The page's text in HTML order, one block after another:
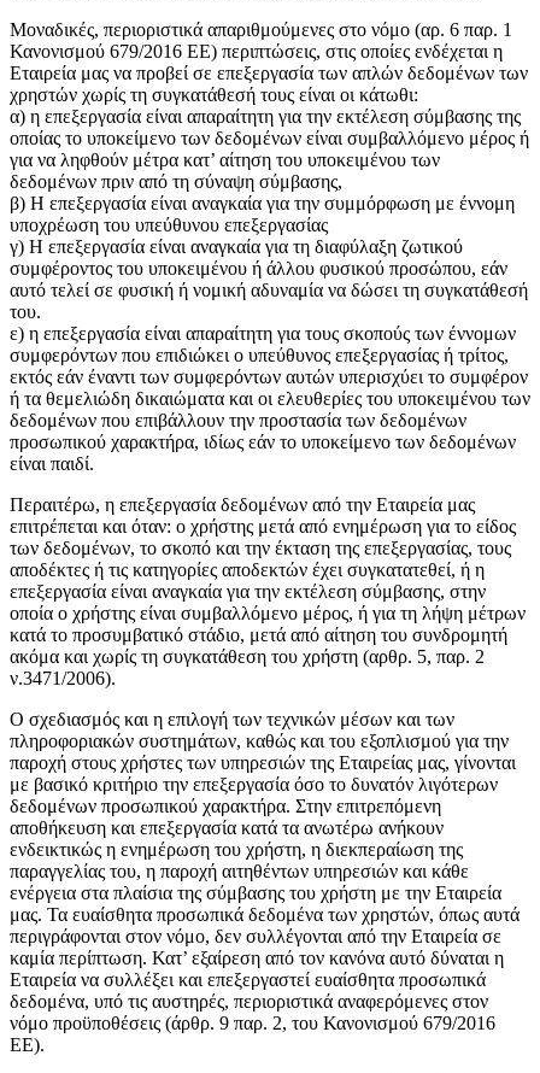
Μοναδικές, περιοριστικά απαριθμούμενες στο νόμο (αρ. 6 παρ. 1
Κανονισμού 679/2016 ΕΕ) περιπτώσεις, στις οποίες ενδέχεται η
Εταιρεία μας να προβεί σε επεξεργασία των απλών δεδομένων των
χρηστών χωρίς τη συγκατάθεσή τους είναι οι κάτωθι:
α) η επεξεργασία είναι απαραίτητη για την εκτέλεση σύμβασης της
οποίας το υποκείμενο των δεδομένων είναι συμβαλλόμενο μέρος ή
για να ληφθούν μέτρα κατ’ αίτηση του υποκειμένου των
δεδομένων πριν από τη σύναψη σύμβασης,
β) Η επεξεργασία είναι αναγκαία για την συμμόρφωση με έννομη
υποχρέωση του υπεύθυνου επεξεργασίας
γ) Η επεξεργασία είναι αναγκαία για τη διαφύλαξη ζωτικού
συμφέροντος του υποκειμένου ή άλλου φυσικού προσώπου, εάν
αυτό τελεί σε φυσική ή νομική αδυναμία να δώσει τη συγκατάθεσή
του.
ε) η επεξεργασία είναι απαραίτητη για τους σκοπούς των έννομων
συμφερόντων που επιδιώκει ο υπεύθυνος επεξεργασίας ή τρίτος,
εκτός εάν έναντι των συμφερόντων αυτών υπερισχύει το συμφέρον
ή τα θεμελιώδη δικαιώματα και οι ελευθερίες του υποκειμένου των
δεδομένων που επιβάλλουν την προστασία των δεδομένων
προσωπικού χαρακτήρα, ιδίως εάν το υποκείμενο των δεδομένων
είναι παιδί.
Περαιτέρω, η επεξεργασία δεδομένων από την Εταιρεία μας
επιτρέπεται και όταν: ο χρήστης μετά από ενημέρωση για το είδος
των δεδομένων, το σκοπό και την έκταση της επεξεργασίας, τους
αποδέκτες ή τις κατηγορίες αποδεκτών έχει συγκατατεθεί, ή η
επεξεργασία είναι αναγκαία για την εκτέλεση σύμβασης, στην
οποία ο χρήστης είναι συμβαλλόμενο μέρος, ή για τη λήψη μέτρων
κατά το προσυμβατικό στάδιο, μετά από αίτηση του συνδρομητή
ακόμα και χωρίς τη συγκατάθεση του χρήστη (αρθρ. 5, παρ. 2
ν.3471/2006).
Ο σχεδιασμός και η επιλογή των τεχνικών μέσων και των
πληροφοριακών συστημάτων, καθώς και του εξοπλισμού για την
παροχή στους χρήστες των υπηρεσιών της Εταιρείας μας, γίνονται
με βασικό κριτήριο την επεξεργασία όσο το δυνατόν λιγότερων
δεδομένων προσωπικού χαρακτήρα. Στην επιτρεπόμενη
αποθήκευση και επεξεργασία κατά τα ανωτέρω ανήκουν
ενδεικτικώς η ενημέρωση του χρήστη, η διεκπεραίωση της
παραγγελίας του, η παροχή αιτηθέντων υπηρεσιών και κάθε
ενέργεια στα πλαίσια της σύμβασης του χρήστη με την Εταιρεία
μας. Τα ευαίσθητα προσωπικά δεδομένα των χρηστών, όπως αυτά
περιγράφονται στον νόμο, δεν συλλέγονται από την Εταιρεία σε
καμία περίπτωση. Κατ’ εξαίρεση από τον κανόνα αυτό δύναται η
Εταιρεία να συλλέξει και επεξεργαστεί ευαίσθητα προσωπικά
δεδομένα, υπό τις αυστηρές, περιοριστικά αναφερόμενες στον
νόμο προϋποθέσεις (άρθρ. 9 παρ. 2, του Κανονισμού 679/2016
ΕΕ).